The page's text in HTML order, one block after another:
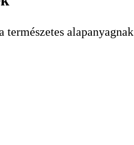
természetes alapanyagnak